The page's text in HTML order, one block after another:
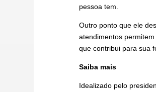
pessoa tem.
Outro ponto que ele
atendimentos
que contribui para sua
Saiba mais
Idealizado pelo